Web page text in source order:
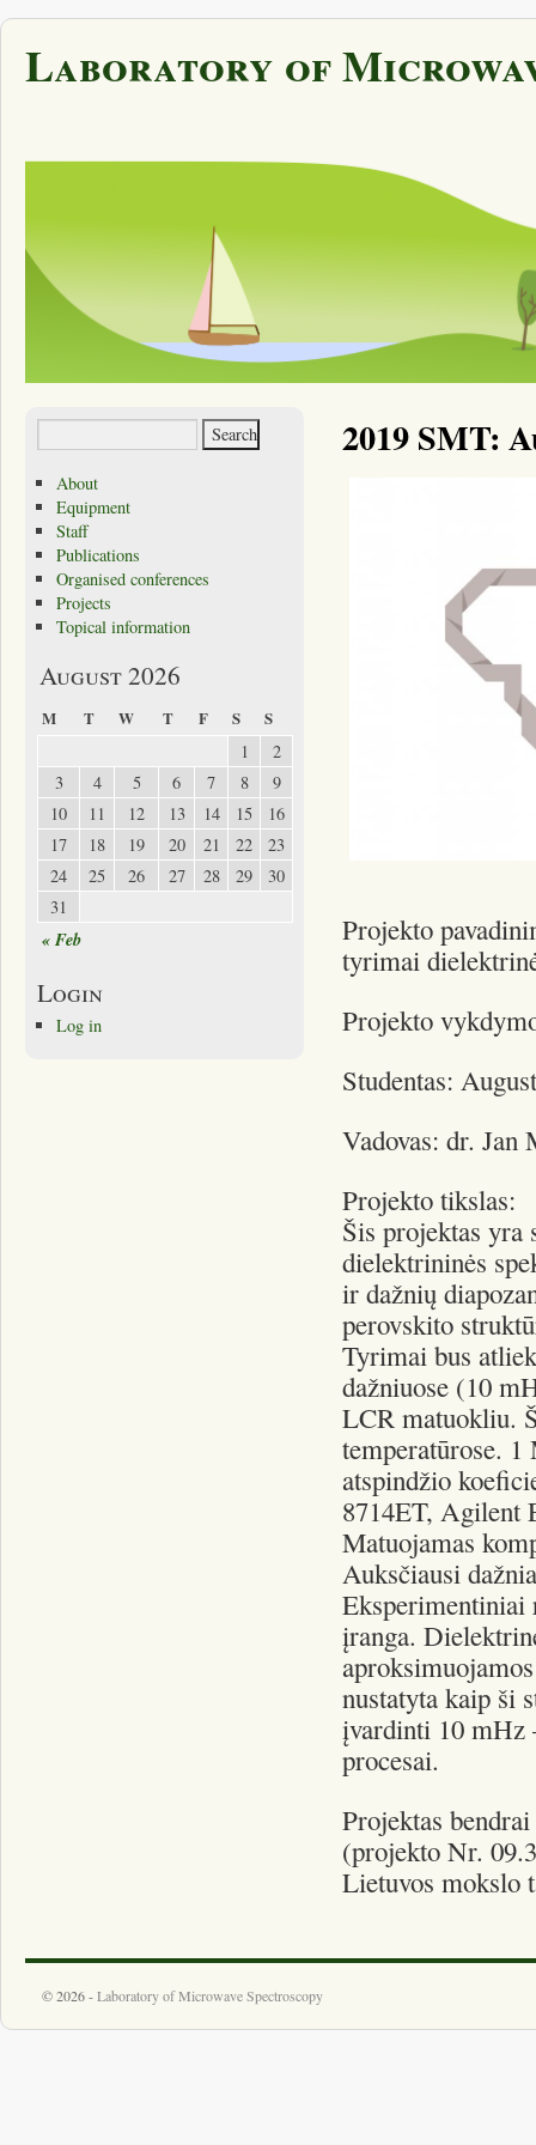
Laboratory of
2019 SMT:
Projekto
tyrimai
Projekto
Studentas:
Vadovas: dr. Jan
Projekto tikslas:
Šis projektas
dielektrininės
ir dažnių
perovskito
Tyrimai bus
dažniuose (10
LCR matuokliu.
temperatūrose.
atspindžio
8714ET, Agilent
Matuojamas
Auksčiausi
Eksperimentiniai
įranga.
nustatyta kaip ši
įvardinti 10 mHz
procesai.
Projektas
(projekto Nr.
Lietuvos mokslo
About
Equipment
Staff
Publications
Organised conferences
Projects
Topical information
August 2026
M T W T F S S
« Feb
1
2
3
4 5 6 7 8
9
10
11 12 13 14 15
16
17
18 19 20 21 22
23
24
25 26 27 28 29
30
31
Login
Log in
© 2026 -Laboratory of Microwave Spectroscopy